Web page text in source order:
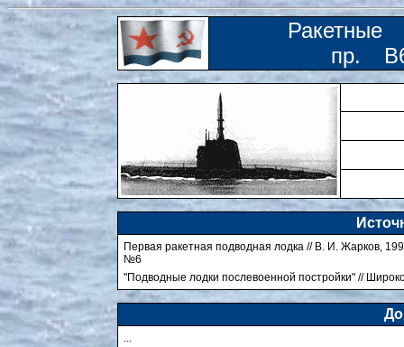
Ракетные
пр.
Первая ракетная подводная лодка // В. И. Жарков,
№6
"Подводные лодки послевоенной постройки" //
...